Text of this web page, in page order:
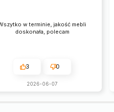
w terminie, jakość mebli
doskonała, polecam
3 0
2026-06-07